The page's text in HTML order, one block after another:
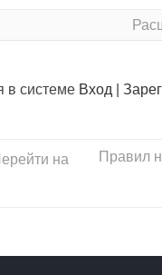
в системе Вход
Правил
на